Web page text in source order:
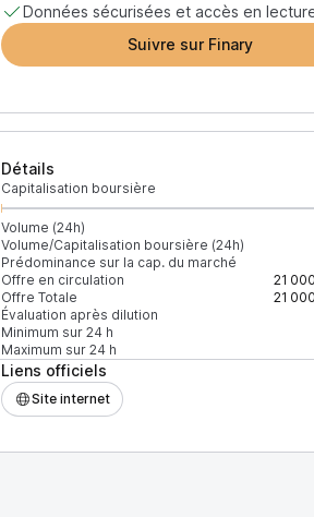
Données sécurisées et accès en
Suivre sur Finary
Détails
Capitalisation boursière
Volume (24h)
Volume/Capitalisation boursière (24h)
Prédominance sur la cap. du marché
Offre en circulation
21
Offre Totale
21
Évaluation après dilution
Minimum sur 24 h
Maximum sur 24 h
Liens officiels
Site internet